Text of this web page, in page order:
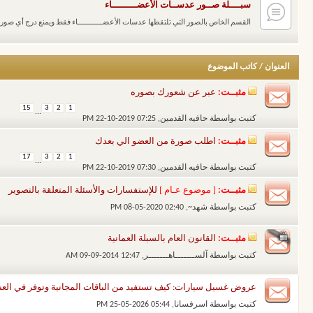
سبــــلة صــور عدســات الأعضـــــــــاء
القسم الخاص بالصور التي تلتقطها عدسات الأعضــــــــــــاء فقط ويمنع درج أي
العنوان / كاتب الموضوع
مثبــت: عبر عن شعورك بصوره
كتبت بواسطة حافيه القدمين‏, 22-10-2019 07:25 PM
1
2
3
...
15
مثبــت: اطلب صورة من العضو الي بعدك
كتبت بواسطة حافيه القدمين‏, 22-10-2019 07:30 PM
1
2
3
...
17
مثبــت: [ موضوع عـام ] للإستفسارات والأسئلة المتعلقة بالتصوير
كتبت بواسطة شهد~‏, 08-05-2020 02:40 PM
مثبــت: القانون العام بالسبلة العمانية
كتبت بواسطة آلســـــــاهـــــــر ‏, 09-09-2014 12:47 AM
عروض غسيل سيارات: كيف تستفيد من الباقات المجانية وتوفر في
كتبت بواسطة اسرفسانا‏, 25-05-2026 05:44 PM